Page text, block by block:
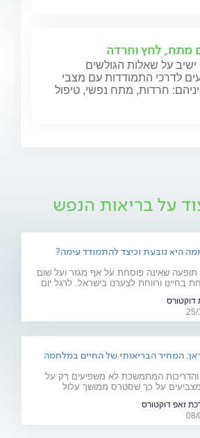
מתח, לחץ וחרדה
על שאלות הגולשים
לדרכי התמודדות עם מצבי
חרדות, מתח נפשי, טיפול
על בריאות הנפש
היא נובעת וכיצד להתמודד עימה?
תופעה שאינה פוסחת על אף מגזר ועל שום
בחיינו ורווחת לצערנו בישראל. לרגל יום
אילן ומחבר הספר "גברים מדברים
לה
דוקטורס
המחיר הבריאותי של החיים במלחמה
והדריכות המתמשכת לא משפיעים רק על
על כך שסטרס ממושך עלול
בריאותיות עלולות להתגבר בתקופות
ניתן לעשות כדי לשמור על הבריאות
זאפ דוקטורס